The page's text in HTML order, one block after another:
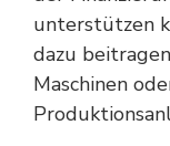
unterstützen
dazu
Maschinen